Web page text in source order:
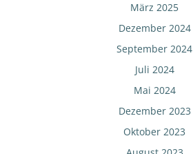
März 2025
Dezember 2024
September 2024
Juli 2024
Mai 2024
Dezember 2023
Oktober 2023